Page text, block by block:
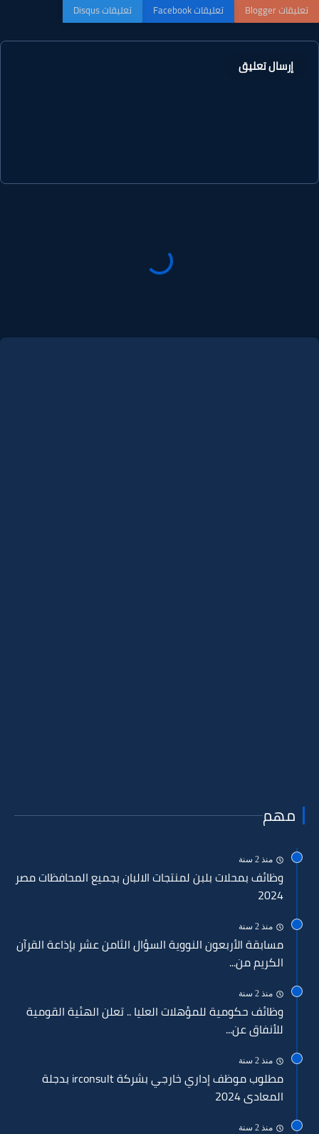
إرسال تعليق
مهم
منذ 2 سنة
وظائف بمحلات بلبن لمنتجات الالبان بجميع المحافظات مصر
2024
منذ 2 سنة
مسابقة الأربعون النووية السؤال الثامن عشر بإذاعة القرآن
الكريم من...
منذ 2 سنة
وظائف حكومية للمؤهلات العليا .. تعلن الهئية القومية
للأنفاق عن...
منذ 2 سنة
مطلوب موظف إداري خارجي بشركة irconsult بدجلة
المعادى 2024
منذ 2 سنة